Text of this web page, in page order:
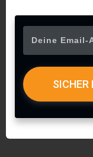
SICHER